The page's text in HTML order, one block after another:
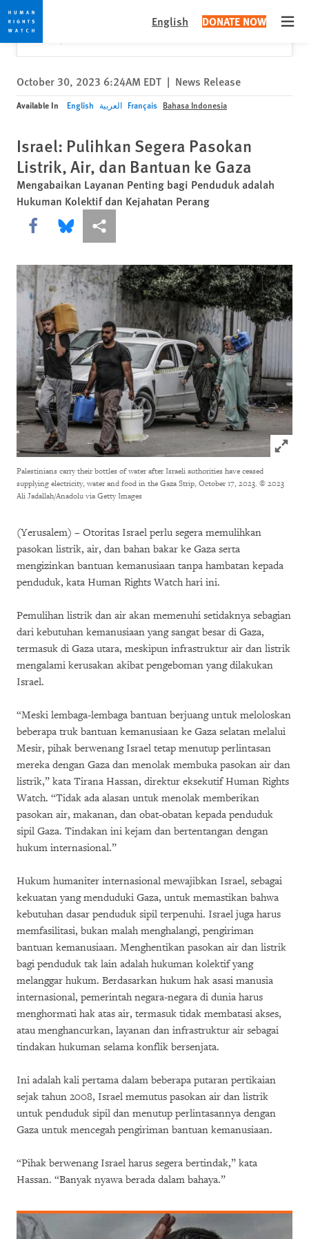
Skip
to
cookie
privacy
notice
Skip
to
main
content
English DONATE NOW
Would you like to read this page in English?
Yes
✕
October 30, 2023 6:24AM EDT | News Release
Available In English العربية Français Bahasa Indonesia
Israel: Pulihkan Segera Pasokan
Listrik, Air, dan Bantuan ke Gaza
Mengabaikan Layanan Penting bagi Penduduk adalah
Hukuman Kolektif dan Kejahatan Perang
Share this via Facebook
Share this via Bluesky
More sharing options
Click to
Palestinians carry their bottles of water after Israeli authorities have ceased
supplying electricity, water and food in the Gaza Strip, October 17, 2023. © 2023
Ali Jadallah/Anadolu via Getty Images
(Yerusalem) – Otoritas Israel perlu segera memulihkan
pasokan listrik, air, dan bahan bakar ke Gaza serta
mengizinkan bantuan kemanusiaan tanpa hambatan kepada
penduduk, kata Human Rights Watch hari ini.
Pemulihan listrik dan air akan memenuhi setidaknya sebagian
dari kebutuhan kemanusiaan yang sangat besar di Gaza,
termasuk di Gaza utara, meskipun infrastruktur air dan listrik
mengalami kerusakan akibat pengeboman yang dilakukan
Israel.
“Meski lembaga-lembaga bantuan berjuang untuk meloloskan
beberapa truk bantuan kemanusiaan ke Gaza selatan melalui
Mesir, pihak berwenang Israel tetap menutup perlintasan
mereka dengan Gaza dan menolak membuka pasokan air dan
listrik,” kata Tirana Hassan, direktur eksekutif Human Rights
Watch. “Tidak ada alasan untuk menolak memberikan
pasokan air, makanan, dan obat-obatan kepada penduduk
sipil Gaza. Tindakan ini kejam dan bertentangan dengan
hukum internasional.”
Hukum humaniter internasional mewajibkan Israel, sebagai
kekuatan yang menduduki Gaza, untuk memastikan bahwa
kebutuhan dasar penduduk sipil terpenuhi. Israel juga harus
memfasilitasi, bukan malah menghalangi, pengiriman
bantuan kemanusiaan. Menghentikan pasokan air dan listrik
bagi penduduk tak lain adalah hukuman kolektif yang
melanggar hukum. Berdasarkan hukum hak asasi manusia
internasional, pemerintah negara-negara di dunia harus
menghormati hak atas air, termasuk tidak membatasi akses,
atau menghancurkan, layanan dan infrastruktur air sebagai
tindakan hukuman selama konflik bersenjata.
Ini adalah kali pertama dalam beberapa putaran pertikaian
sejak tahun 2008, Israel memutus pasokan air dan listrik
untuk penduduk sipil dan menutup perlintasannya dengan
Gaza untuk mencegah pengiriman bantuan kemanusiaan.
“Pihak berwenang Israel harus segera bertindak,” kata
Hassan. “Banyak nyawa berada dalam bahaya.”